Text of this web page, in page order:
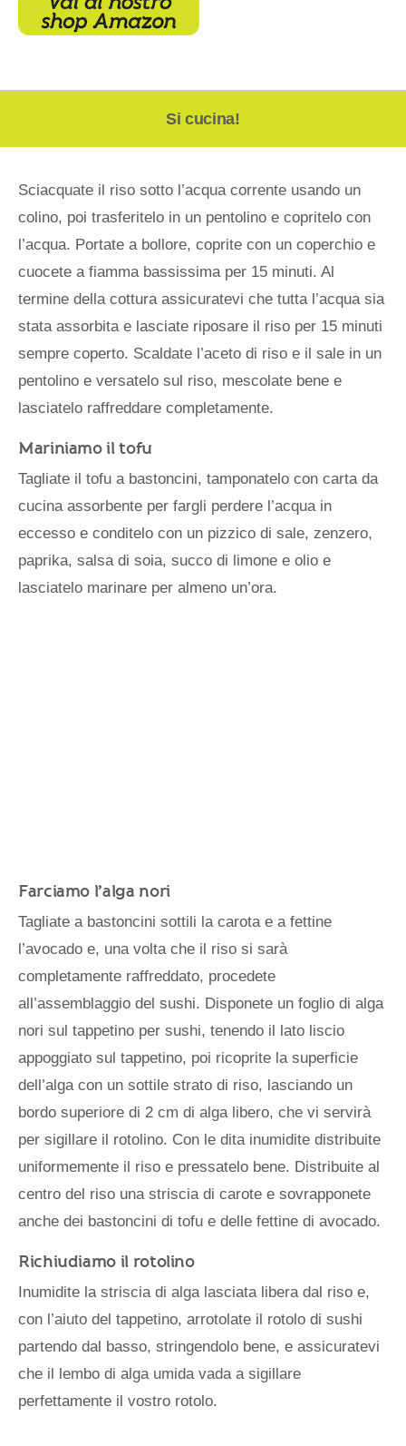
Si cucina!
Sciacquate il riso sotto l’acqua corrente usando un
colino, poi trasferitelo in un pentolino e copritelo con
l’acqua. Portate a bollore, coprite con un coperchio e
cuocete a fiamma bassissima per 15 minuti. Al
termine della cottura assicuratevi che tutta l’acqua sia
stata assorbita e lasciate riposare il riso per 15 minuti
sempre coperto. Scaldate l’aceto di riso e il sale in un
pentolino e versatelo sul riso, mescolate bene e
lasciatelo raffreddare completamente.
Mariniamo il tofu
Tagliate il tofu a bastoncini, tamponatelo con carta da
cucina assorbente per fargli perdere l’acqua in
eccesso e conditelo con un pizzico di sale, zenzero,
paprika, salsa di soia, succo di limone e olio e
lasciatelo marinare per almeno un’ora.
Farciamo l’alga nori
Tagliate a bastoncini sottili la carota e a fettine
l’avocado e, una volta che il riso si sarà
completamente raffreddato, procedete
all’assemblaggio del sushi. Disponete un foglio di alga
nori sul tappetino per sushi, tenendo il lato liscio
appoggiato sul tappetino, poi ricoprite la superficie
dell’alga con un sottile strato di riso, lasciando un
bordo superiore di 2 cm di alga libero, che vi servirà
per sigillare il rotolino. Con le dita inumidite distribuite
uniformemente il riso e pressatelo bene. Distribuite al
centro del riso una striscia di carote e sovrapponete
anche dei bastoncini di tofu e delle fettine di avocado.
Richiudiamo il rotolino
Inumidite la striscia di alga lasciata libera dal riso e,
con l’aiuto del tappetino, arrotolate il rotolo di sushi
partendo dal basso, stringendolo bene, e assicuratevi
che il lembo di alga umida vada a sigillare
perfettamente il vostro rotolo.